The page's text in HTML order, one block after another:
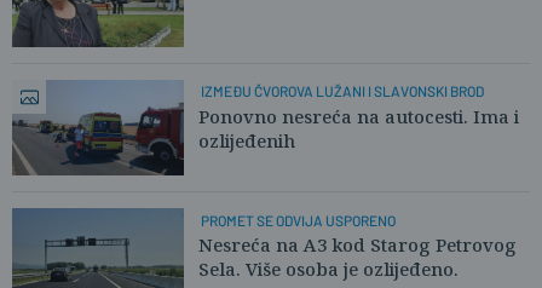
IZMEĐU ČVOROVA LUŽANI I SLAVONSKI BROD
Ponovno nesreća na autocesti. Ima i
ozlijeđenih
PROMET SE ODVIJA USPORENO
Nesreća na A3 kod Starog Petrovog
Sela. Više osoba je ozlijeđeno.